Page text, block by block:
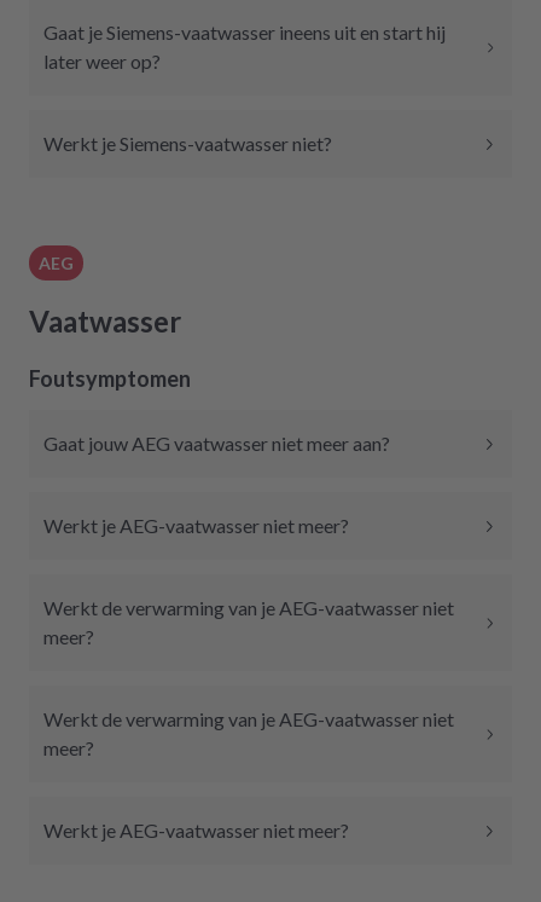
Gaat je Siemens-vaatwasser ineens uit en start hij
later weer op?
Werkt je Siemens-vaatwasser niet?
AEG
Vaatwasser
Foutsymptomen
Gaat jouw AEG vaatwasser niet meer aan?
Werkt je AEG-vaatwasser niet meer?
Werkt de verwarming van je AEG-vaatwasser niet
meer?
Werkt de verwarming van je AEG-vaatwasser niet
meer?
Werkt je AEG-vaatwasser niet meer?